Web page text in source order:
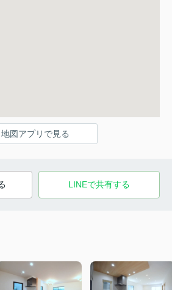
地図アプリで見る
LINEで共有する